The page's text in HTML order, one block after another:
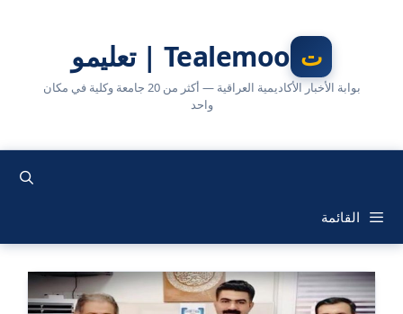
Tealemoo | تعليمو
بوابة الأخبار الأكاديمية العراقية — أكثر من 20 جامعة وكلية في مكان
واحد
القائمة